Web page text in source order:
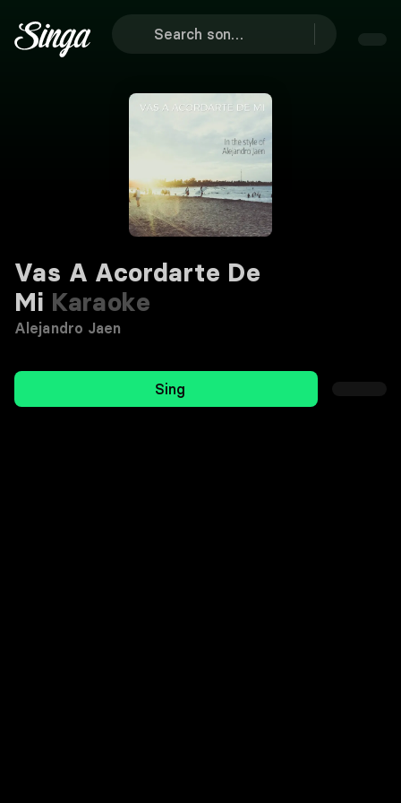
Vas A Acordarte De
Mi Karaoke
Alejandro Jaen
Sing